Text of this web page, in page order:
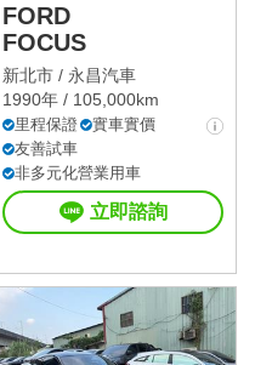
FORD
FOCUS
新北市 / 永昌汽車
1990年 / 105,000km
里程保證
實車實價
友善試車
非多元化營業用車
立即諮詢